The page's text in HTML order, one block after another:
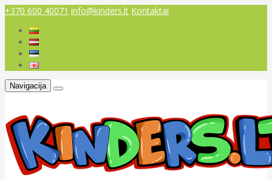
+370 600 40071 info@kinders.lt Kontaktai
Navigacija